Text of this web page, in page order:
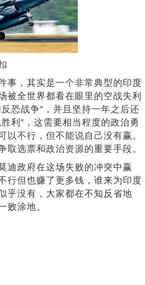
事，其实是一个非常典型的印度
被全世界都看在眼里的空战失利
恐战争”，并且坚持一年之后还
利”，这需要相当程度的政治勇
以不行，但不能说自己没有赢。
取选票和政治资源的重要手段。
迪政府在这场失败的冲突中赢
行但也赚了更多钱，谁来为印度
乎没有，大家都在不知反省地
败涂地。